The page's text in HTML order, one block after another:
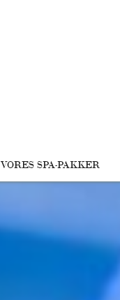
VORES SPA-PAKKER